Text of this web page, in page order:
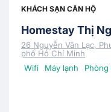
KHÁCH SẠN CĂN HỘ
Homestay Thị
26 Nguyễn Văn Lạc,
phố Hồ Chí Minh
Wifi
Máy lạnh